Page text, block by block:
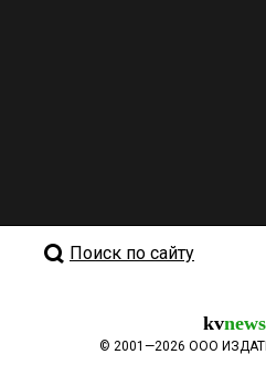
Поиск по сайту
kv
© 2001—2026 ООО